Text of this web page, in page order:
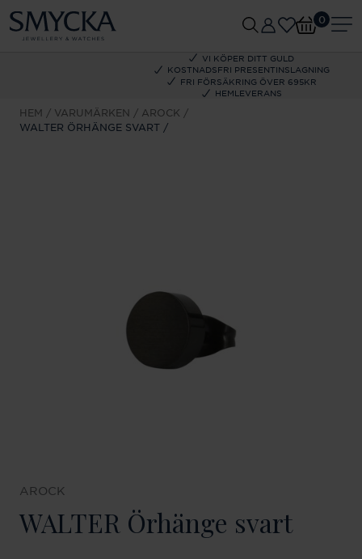
VI KÖPER DITT GULD
KOSTNADSFRI PRESENTINSLAGNING
FRI FÖRSÄKRING ÖVER 695KR
HEMLEVERANS
0
HEM VARUMÄRKEN
AROCK
WALTER ÖRHÄNGE SVART
AROCK
WALTER Örhänge svart